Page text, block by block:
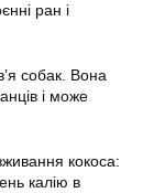
ран і
собак. Вона
і може
кокоса:
калію в